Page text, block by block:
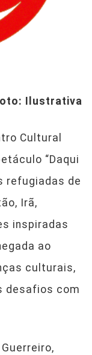
Ilustrativa
Cultural
“Daqui
refugiadas de
Irã,
inspiradas
ao
culturais,
desafios com